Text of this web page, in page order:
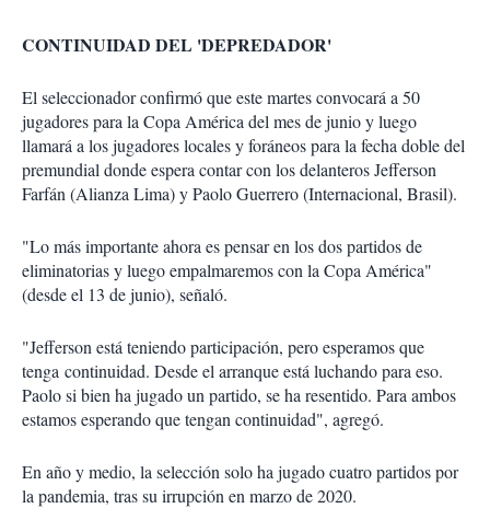
CONTINUIDAD DEL 'DEPREDADOR'
El seleccionador confirmó que este martes convocará a 50
jugadores para la Copa América del mes de junio y luego
llamará a los jugadores locales y foráneos para la fecha doble del
premundial donde espera contar con los delanteros Jefferson
Farfán (Alianza Lima) y Paolo Guerrero (Internacional, Brasil).
"Lo más importante ahora es pensar en los dos partidos de
eliminatorias y luego empalmaremos con la Copa América"
(desde el 13 de junio), señaló.
"Jefferson está teniendo participación, pero esperamos que
tenga continuidad. Desde el arranque está luchando para eso.
Paolo si bien ha jugado un partido, se ha resentido. Para ambos
estamos esperando que tengan continuidad", agregó.
En año y medio, la selección solo ha jugado cuatro partidos por
la pandemia, tras su irrupción en marzo de 2020.